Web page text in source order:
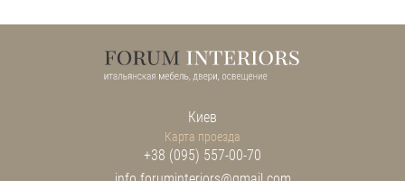
Киев
Карта проезда
+38 (095) 557-00-70